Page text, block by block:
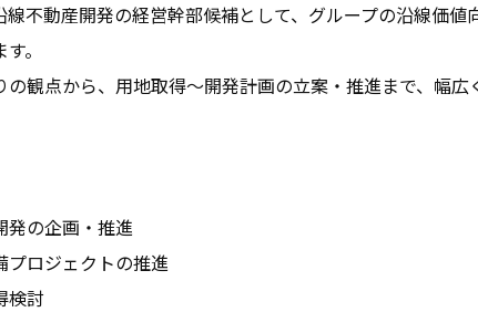
不動産開発の経営幹部候補として、グループの沿線価
。
観点から、用地取得～開発計画の立案・推進まで、幅
発の企画・推進
プロジェクトの推進
検討